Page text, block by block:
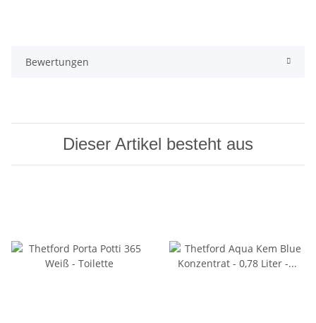
Bewertungen
Dieser Artikel besteht aus